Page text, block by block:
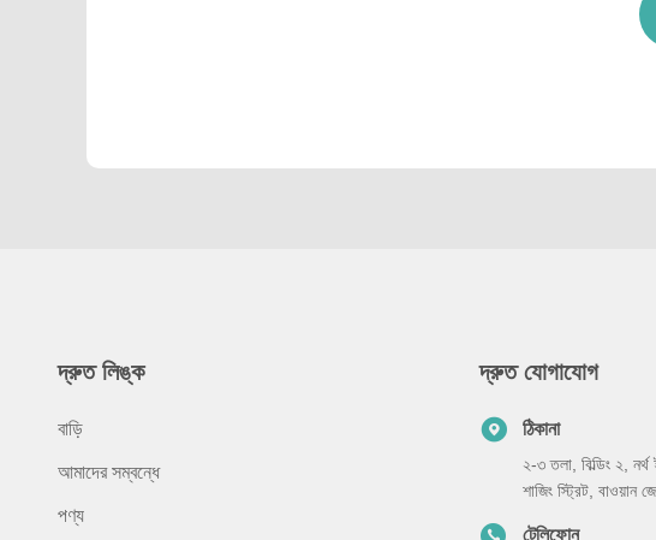
দ্রুত লিঙ্ক
বাড়ি
আমাদের সম্বন্ধে
পণ্য
দ্রুত যোগাযোগ
ঠিকানা
২-৩ তলা, বিল্ডিং ২, নর্থ
শাজিং স্ট্রিট, বাওয়ান
টেলিফোন